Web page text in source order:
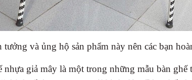
và ủng hộ sản phẩm này nên các bạn
nhựa giả mây là một trong những mẫu bàn ghế